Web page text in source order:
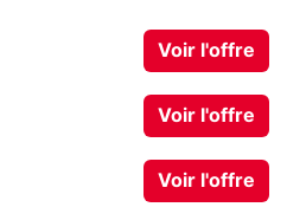
Voir l'offre
Voir l'offre
Voir l'offre